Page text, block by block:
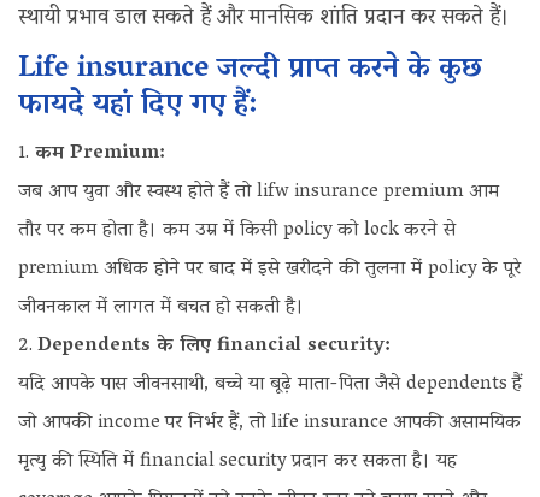
स्थायी प्रभाव डाल सकते हैं और मानसिक शांति प्रदान कर सकते हैं।
Life insurance जल्दी प्राप्त करने के कुछ
फायदे यहां दिए गए हैं:
कम Premium:
जब आप युवा और स्वस्थ होते हैं तो lifw insurance premium आम
तौर पर कम होता है। कम उम्र में किसी policy को lock करने से
premium अधिक होने पर बाद में इसे खरीदने की तुलना में policy के पूरे
जीवनकाल में लागत में बचत हो सकती है।
Dependents के लिए financial security:
यदि आपके पास जीवनसाथी, बच्चे या बूढ़े माता-पिता जैसे dependents हैं
जो आपकी income पर निर्भर हैं, तो life insurance आपकी असामयिक
मृत्यु की स्थिति में financial security प्रदान कर सकता है। यह